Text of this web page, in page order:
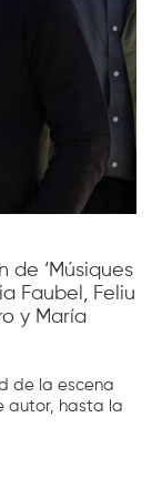
de ‘Músiques
Faubel, Feliu
y María
de la escena
autor, hasta la